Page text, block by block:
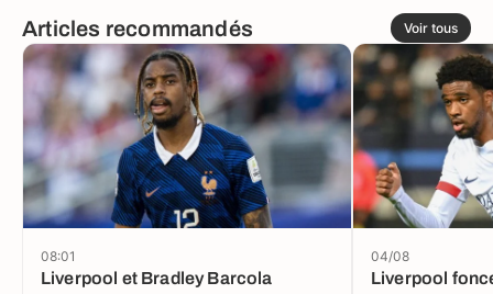
Articles recommandés Voir tous
Liverpool et Bradley Barcola
08:01
Liverpool
04/08